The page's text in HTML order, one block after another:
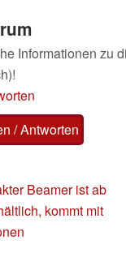
Informationen zu
/ Antworten
Beamer ist ab
kommt mit